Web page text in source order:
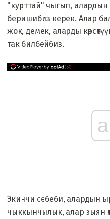
"курттай" чыгып, алардын
беришибиз керек. Алар
жок, демек, аларды
так билбейбиз.
Экинчи себеби, алардын
чыккынчылык, алар зыян